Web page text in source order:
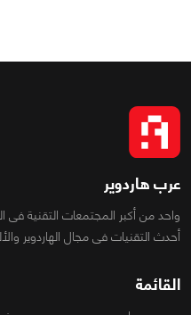
عرب هاردوير
واحد من أكبر المجتمعات التقنية
أحدث التقنيات فى مجال الهاردوير
القائمة